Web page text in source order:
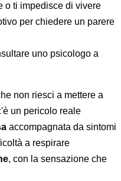
o ti impedisce di vivere
per chiedere un parere
uno psicologo a
non riesci a mettere a
un pericolo reale
accompagnata da sintomi
a respirare
, con la sensazione che